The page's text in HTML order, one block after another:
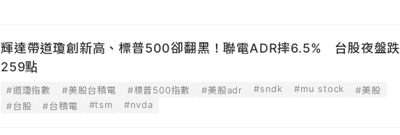
輝達帶道瓊創新高、標普500卻翻黑！聯電ADR摔6.5% 台股夜盤跌
259點
#道瓊指數 #美股台積電 #標普500指數 #美股adr #sndk #mu stock
#美股
#台股
#台積電 #tsm #nvda